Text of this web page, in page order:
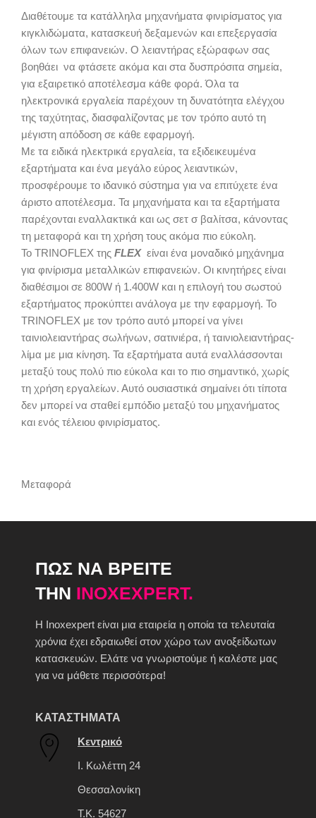
Διαθέτουμε τα κατάλληλα μηχανήματα φινιρίσματος για
κιγκλιδώματα, κατασκευή δεξαμενών και επεξεργασία
όλων των επιφανειών. Ο λειαντήρας εξώραφων σας
βοηθάει να φτάσετε ακόμα και στα δυσπρόσιτα σημεία,
για εξαιρετικό αποτέλεσμα κάθε φορά. Όλα τα
ηλεκτρονικά εργαλεία παρέχουν τη δυνατότητα ελέγχου
της ταχύτητας, διασφαλίζοντας με τον τρόπο αυτό τη
μέγιστη απόδοση σε κάθε εφαρμογή.
Με τα ειδικά ηλεκτρικά εργαλεία, τα εξιδεικευμένα
εξαρτήματα και ένα μεγάλο εύρος λειαντικών,
προσφέρουμε το ιδανικό σύστημα για να επιτύχετε ένα
άριστο αποτέλεσμα. Τα μηχανήματα και τα εξαρτήματα
παρέχονται εναλλακτικά και ως σετ σ βαλίτσα, κάνοντας
τη μεταφορά και τη χρήση τους ακόμα πιο εύκολη.
Το TRINOFLEX της FLEX είναι ένα μοναδικό μηχάνημα
για φινίρισμα μεταλλικών επιφανειών. Οι κινητήρες είναι
διαθέσιμοι σε 800W ή 1.400W και η επιλογή του σωστού
εξαρτήματος προκύπτει ανάλογα με την εφαρμογή. Το
TRINOFLEX με τον τρόπο αυτό μπορεί να γίνει
ταινιολειαντήρας σωλήνων, σατινιέρα, ή ταινιολειαντήρας-
λίμα με μια κίνηση. Τα εξαρτήματα αυτά εναλλάσσονται
μεταξύ τους πολύ πιο εύκολα και το πιο σημαντικό, χωρίς
τη χρήση εργαλείων. Αυτό ουσιαστικά σημαίνει ότι τίποτα
δεν μπορεί να σταθεί εμπόδιο μεταξύ του μηχανήματος
και ενός τέλειου φινιρίσματος.
Μεταφορά
ΠΩΣ ΝΑ ΒΡΕΙΤΕ
ΤΗΝ INOXEXPERT.
H Inoxexpert είναι μια εταιρεία η οποία τα τελευταία
χρόνια έχει εδραιωθεί στον χώρο των ανοξείδωτων
κατασκευών. Ελάτε να γνωριστούμε ή καλέστε μας
για να μάθετε περισσότερα!
ΚΑΤΑΣΤΗΜΑΤΑ
Κεντρικό
Ι. Κωλέττη 24
Θεσσαλονίκη
Τ.Κ. 54627